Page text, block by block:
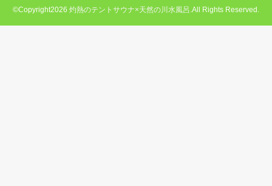
©Copyright2026 灼熱のテントサウナ×天然の川水風呂 .All Rights Reserved.